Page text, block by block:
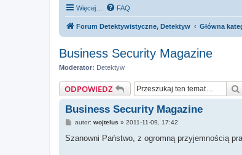
Więcej… FAQ
Forum Detektywistyczne, Detektyw Główna
Business Security Magazine
Moderator: Detektyw
ODPOWIEDZ
Business Security Magazine
P
s
autor: wojtelus » 2011-11-09, 17:42
Szanowni Państwo, z ogromną przyjemnością